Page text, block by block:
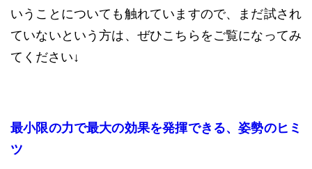
いうことについても触れていますので、まだ試され
ていないという方は、ぜひこちらをご覧になってみ
てください↓
最小限の力で最大の効果を発揮できる、姿勢のヒミ
ツ